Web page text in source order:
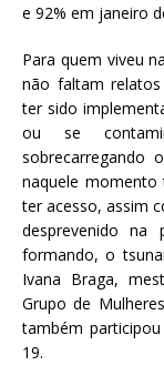
e 92% em janeiro
Para quem viveu
não faltam
ter sido
ou se
sobrecarregando
naquele momento
ter acesso, assim
desprevenido
formando, o
Ivana Braga,
Grupo de
também
19.